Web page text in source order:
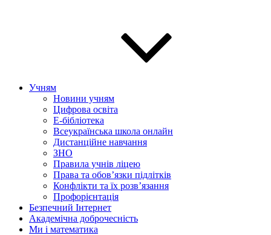
Учням
Новини учням
Цифрова освіта
E-бібліотека
Всеукраїнська школа онлайн
Дистанційне навчання
ЗНО
Правила учнів ліцею
Права та обов’язки підлітків
Конфлікти та їх розв’язання
Профорієнтація
Безпечний Інтернет
Академічна доброчесність
Ми і математика